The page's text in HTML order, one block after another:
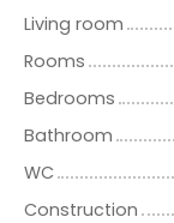
Living room
Rooms
Bedrooms
Bathroom
WC
Construction